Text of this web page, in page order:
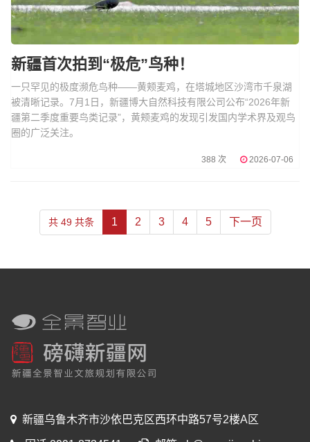
新疆首次拍到“极危”鸟种！
一只罕见的极度濒危鸟种——黄颊麦鸡，在塔城地区沙湾市千泉湖
被清晰记录。7月1日，新疆博大自然科技有限公司公布“2026年新
疆第二季度重要鸟类记录”，黄颊麦鸡的发现引发国内学术界及观鸟
圈的广泛关注。
388 次 2026-07-06
共 49 共条 1 2 3 4 5 下一页
新疆乌鲁木齐市沙依巴克区西环中路57号2楼A区